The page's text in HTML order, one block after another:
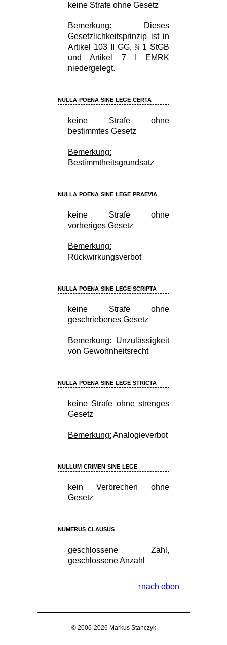
keine Strafe ohne Gesetz
Bemerkung: Dieses
Gesetzlichkeitsprinzip ist in
Artikel 103 II GG, § 1 StGB
und Artikel 7 I EMRK
niedergelegt.
nulla poena sine lege certa
keine Strafe ohne
bestimmtes Gesetz
Bemerkung:
Bestimmtheitsgrundsatz
nulla poena sine lege praevia
keine Strafe ohne
vorheriges Gesetz
Bemerkung:
Rückwirkungsverbot
nulla poena sine lege scripta
keine Strafe ohne
geschriebenes Gesetz
Bemerkung: Unzulässigkeit
von Gewohnheitsrecht
nulla poena sine lege stricta
keine Strafe ohne strenges
Gesetz
Bemerkung: Analogieverbot
nullum crimen sine lege
kein Verbrechen ohne
Gesetz
numerus clausus
geschlossene Zahl,
geschlossene Anzahl
nach oben
© 2006-2026 Markus Stanczyk